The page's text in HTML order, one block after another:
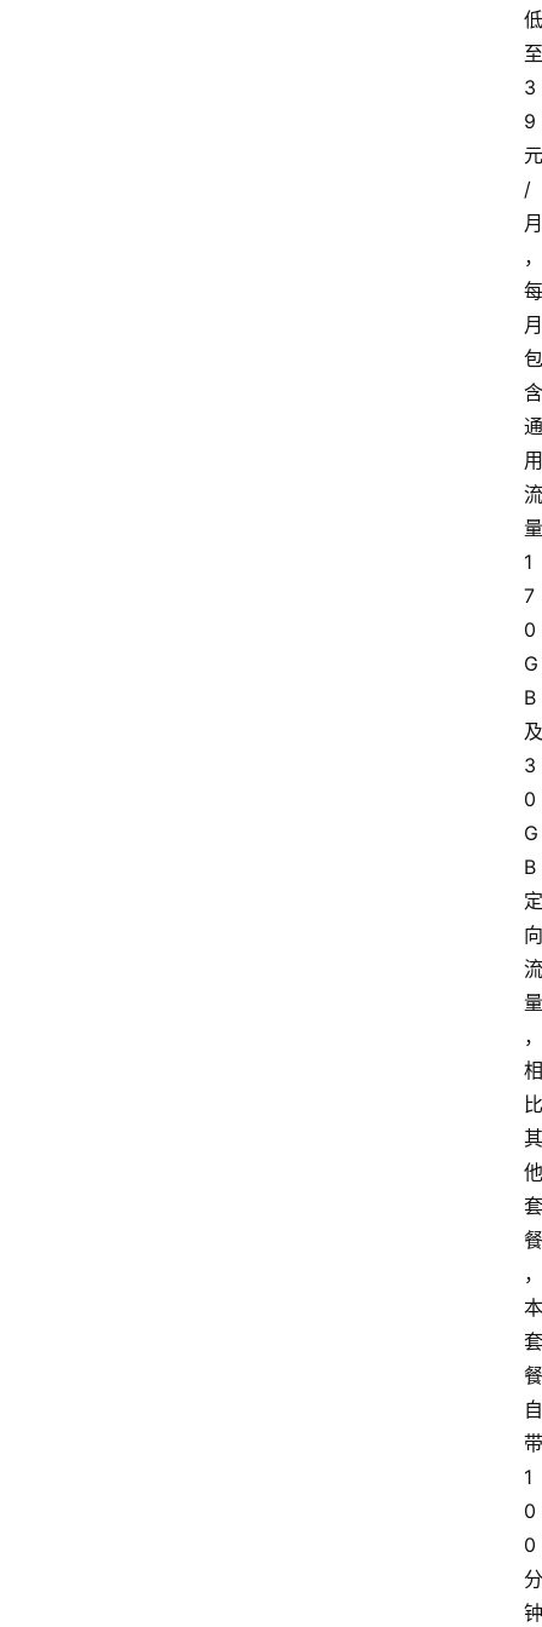
低
至
3
9
元
/
月
，
每
月
包
含
通
用
流
量
1
7
0
G
B
及
3
0
G
B
定
向
流
量
，
相
比
其
他
套
餐
，
本
套
餐
自
带
1
0
0
分
钟